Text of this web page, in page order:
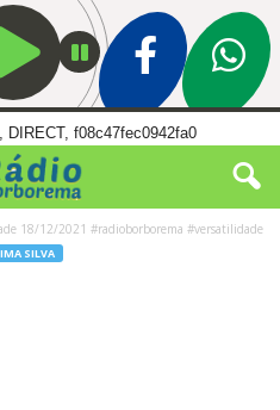
DIRECT, f08c47fec0942fa0
18/12/2021 #radioborborema #versatilidade
SILVA